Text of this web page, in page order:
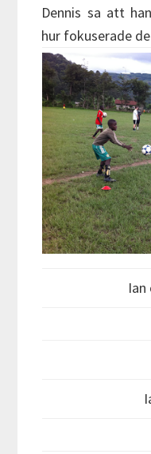
Dennis sa att
hur fokuserade
Ian